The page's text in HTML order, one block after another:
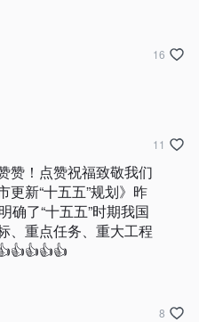
16
赞！点赞祝福致敬我们
更新“十五五”规划》昨
确了“十五五”时期我国
、重点任务、重大工程
11
8